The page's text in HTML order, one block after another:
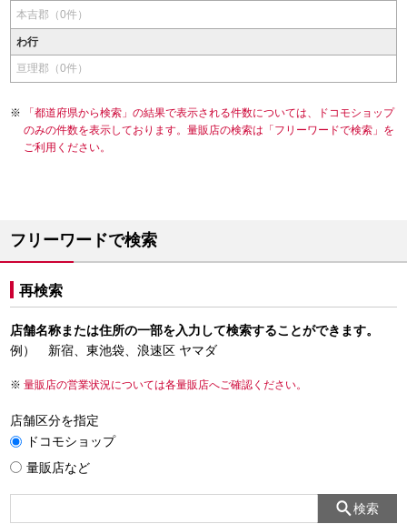
本吉郡（0件）
わ行
亘理郡（0件）
「都道府県から検索」の結果で表示される件数については、ドコモショップ
のみの件数を表示しております。量販店の検索は「フリーワードで検索」を
ご利用ください。
フリーワードで検索
再検索
店舗名称または住所の一部を入力して検索することができます。
例） 新宿、東池袋、浪速区 ヤマダ
量販店の営業状況については各量販店へご確認ください。
店舗区分を指定
ドコモショップ
量販店など
検索